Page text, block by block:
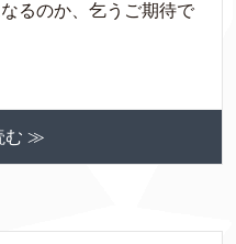
るのか、乞うご期待で
む ≫